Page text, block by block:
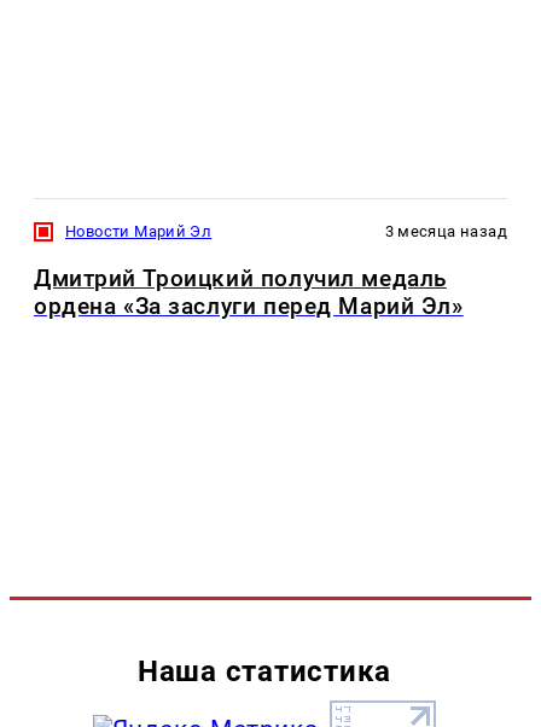
Новости Марий Эл 3 месяца назад
Дмитрий Троицкий получил медаль
ордена «За заслуги перед Марий Эл»
Наша статистика